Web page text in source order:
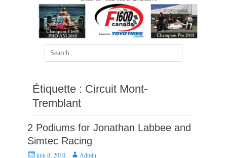
Search
for:
Étiquette : Circuit Mont-
Tremblant
2 Podiums for Jonathan Labbee and
Simtec Racing
P
juin 8, 2010
A
Admin